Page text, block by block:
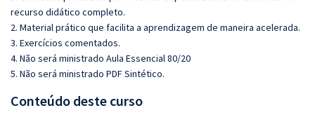
recurso didático completo.
2. Material prático que facilita a aprendizagem de maneira acelerada.
3. Exercícios comentados.
4. Não será ministrado Aula Essencial 80/20
5. Não será ministrado PDF Sintético.
Conteúdo deste curso